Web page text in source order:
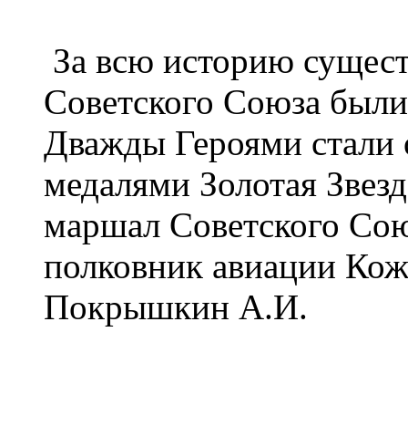
За всю историю
Советского Союза
Дважды Героями стали
медалями Золотая
маршал Советского
полковник авиации
Покрышкин А.И.